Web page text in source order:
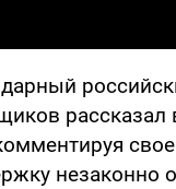
рассказал
незаконно